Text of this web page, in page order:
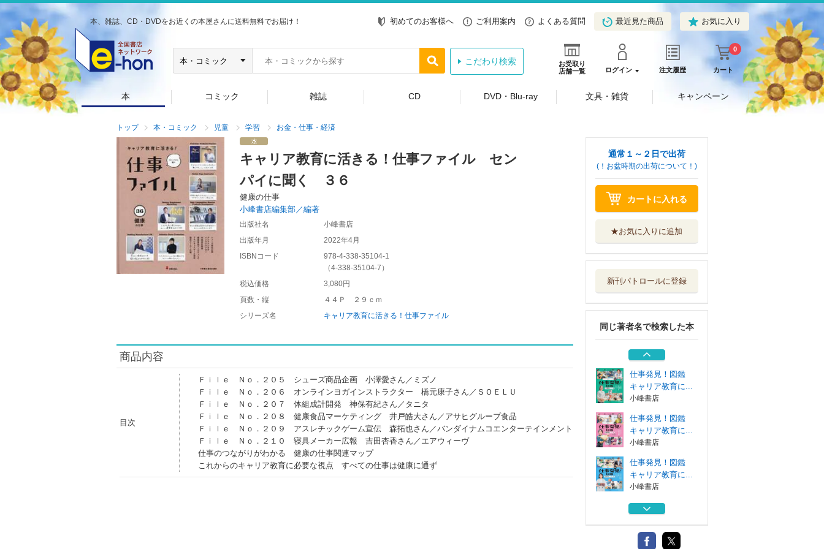
本、雑誌、CD・DVDをお近くの本屋さんに送料無料でお届け！ 初めてのお客様へ ご利用案内 よくある質問 最近見た商品 お気に入り
お受取り
店舗一覧
ログイン 注文履歴 カート
0
こだわり検索
本 コミック 雑誌 CD DVD・Blu-ray 文具・雑貨 キャンペーン
トップ 本・コミック 児童 学習 お金・仕事・経済
キャリア教育に活きる！仕事ファイル セン
パイに聞く ３６
健康の仕事
小峰書店編集部／編著
出版社名
小峰書店
出版年月
2022年4月
ISBNコード
978-4-338-35104-1
（4-338-35104-7 ）
税込価格
3,080円
頁数・縦
４４Ｐ ２９ｃｍ
シリーズ名
キャリア教育に活きる！仕事ファイル
商品内容
目次
Ｆｉｌｅ Ｎｏ．２０５ シューズ商品企画 小澤愛さん／ミズノ
Ｆｉｌｅ Ｎｏ．２０６ オンラインヨガインストラクター 橋元康子さん／ＳＯＥＬＵ
Ｆｉｌｅ Ｎｏ．２０７ 体組成計開発 神保有紀さん／タニタ
Ｆｉｌｅ Ｎｏ．２０８ 健康食品マーケティング 井戸皓大さん／アサヒグループ食品
Ｆｉｌｅ Ｎｏ．２０９ アスレチックゲーム宣伝 森拓也さん／バンダイナムコエンターテインメント
Ｆｉｌｅ Ｎｏ．２１０ 寝具メーカー広報 吉田杏香さん／エアウィーヴ
仕事のつながりがわかる 健康の仕事関連マップ
これからのキャリア教育に必要な視点 すべての仕事は健康に通ず
通常１～２日で出荷
(！お盆時期の出荷について！)
カートに入れる
★お気に入りに追加
新刊パトロールに登録
同じ著者名で検索した本
仕事発見！図鑑
キャリア教育に...
仕事発見！図鑑
小峰書店
仕事発見！図鑑
キャリア教育に...
小峰書店
仕事発見！図鑑
キャリア教育に...
小峰書店
仕事発見！図鑑
キャリア教育に...
小峰書店
仕事発見！図鑑
キャリア教育に...
小峰書店
仕事発見！図鑑
小峰書店